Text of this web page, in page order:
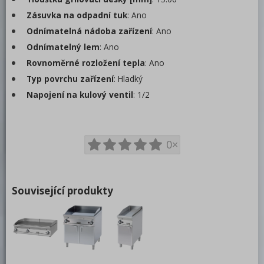
Zásuvka na odpadní tuk: Ano
Odnímatelná nádoba zařízení: Ano
Odnímatelný lem: Ano
Rovnoměrné rozložení tepla: Ano
Typ povrchu zařízení: Hladký
Napojení na kulový ventil: 1/2
0×
Související produkty